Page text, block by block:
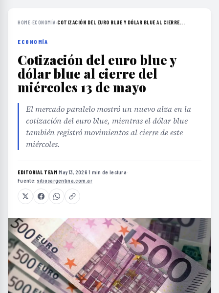
HOME›ECONOMÍA›COTIZACIÓN DEL EURO BLUE Y DÓLAR BLUE AL CIERRE...
ECONOMÍA
Cotización del euro blue y
dólar blue al cierre del
miércoles 13 de mayo
El mercado paralelo mostró un nuevo alza en la
cotización del euro blue, mientras el dólar blue
también registró movimientos al cierre de este
miércoles.
EDITORIAL TEAM·May 13, 2026·1 min de lectura·
Fuente: sitiosargentina.com.ar